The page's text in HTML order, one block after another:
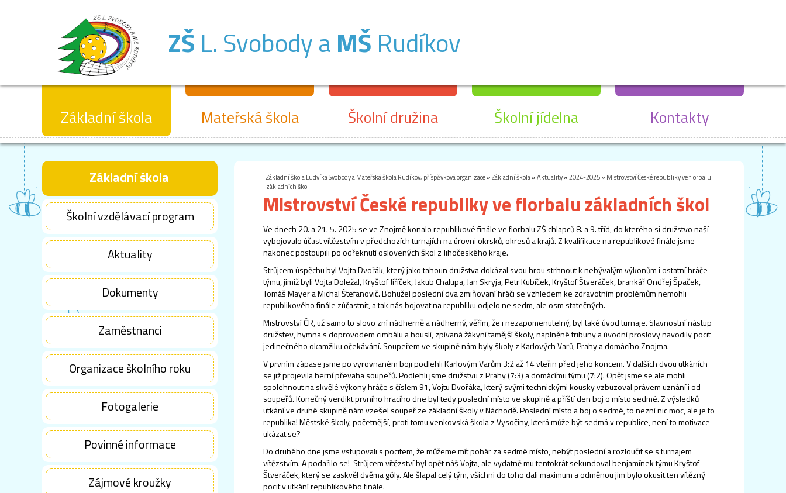
ZŠ L. Svobody aMŠ Rudíkov
Základní škola Mateřská škola Školní družina Školní jídelna Kontakty
Základní škola Ludvíka Svobody a Mateřská škola Rudíkov, příspěvková organizace»Základní škola»Aktuality»2024-2025» Mistrovství České republiky ve florbalu
základních škol
Mistrovství České republiky ve florbalu základních škol
Ve dnech 20. a 21. 5. 2025 se ve Znojmě konalo republikové finále ve florbalu ZŠ chlapců 8. a 9. tříd, do kterého si družstvo naší
vybojovalo účast vítězstvím v předchozích turnajích na úrovni okrsků, okresů a krajů. Z kvalifikace na republikové finále jsme
nakonec postoupili po odřeknutí oslovených škol z Jihočeského kraje.
Strůjcem úspěchu byl Vojta Dvořák, který jako tahoun družstva dokázal svou hrou strhnout k nebývalým výkonům i ostatní hráče
týmu, jimiž byli Vojta Doležal, Kryštof Jiříček, Jakub Chalupa, Jan Skryja, Petr Kubíček, Kryštof Štveráček, brankář Ondřej Špaček,
Tomáš Mayer a Michal Štefanovič. Bohužel poslední dva zmiňovaní hráči se vzhledem ke zdravotním problémům nemohli
republikového finále zúčastnit, a tak nás bojovat na republiku odjelo ne sedm, ale osm statečných.
Mistrovství ČR, už samo to slovo zní nádherně a nádherný, věřím, že i nezapomenutelný, byl také úvod turnaje. Slavnostní nástup
družstev, hymna s doprovodem cimbálu a houslí, zpívaná žákyní tamější školy, naplněné tribuny a úvodní proslovy navodily pocit
jedinečného okamžiku očekávání. Soupeřem ve skupině nám byly školy z Karlových Varů, Prahy a domácího Znojma.
V prvním zápase jsme po vyrovnaném boji podlehli Karlovým Varům 3:2 až 14 vteřin před jeho koncem. V dalších dvou utkáních
se již projevila herní převaha soupeřů. Podlehli jsme družstvu z Prahy (7:3) a domácímu týmu (7:2). Opět jsme se ale mohli
spolehnout na skvělé výkony hráče s číslem 91, Vojtu Dvořáka, který svými technickými kousky vzbuzoval právem uznání i od
soupeřů. Konečný verdikt prvního hracího dne byl tedy poslední místo ve skupině a příští den boj o místo sedmé. Z výsledků
utkání ve druhé skupině nám vzešel soupeř ze základní školy v Náchodě. Poslední místo a boj o sedmé, to nezní nic moc, ale je to
republika! Městské školy, početnější, proti tomu venkovská škola z Vysočiny, která může být sedmá v republice, není to motivace
ukázat se?
Do druhého dne jsme vstupovali s pocitem, že můžeme mít pohár za sedmé místo, nebýt poslední a rozloučit se s turnajem
vítězstvím. A podařilo se! Strůjcem vítězství byl opět náš Vojta, ale vydatně mu tentokrát sekundoval benjamínek týmu Kryštof
Štveráček, který se zaskvěl dvěma góly. Ale šlapal celý tým, všichni do toho dali maximum a odměnou jim bylo okusit ten vítězný
pocit v utkání republikového finále.
Základní škola
Školní vzdělávací program
Aktuality
Dokumenty
Zaměstnanci
Organizace školního roku
Fotogalerie
Povinné informace
Zájmové kroužky